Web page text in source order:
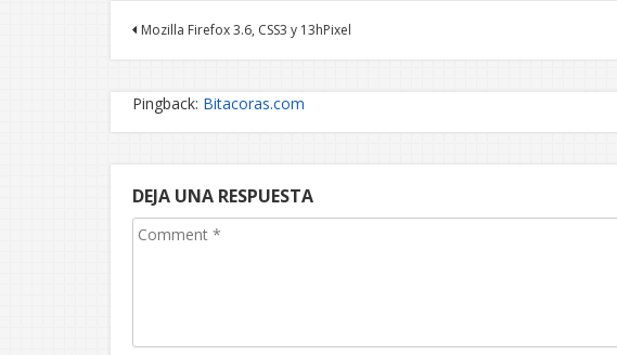
Mozilla Firefox 3.6, CSS3 y 13hPixel
Pingback: Bitacoras.com
DEJA UNA RESPUESTA